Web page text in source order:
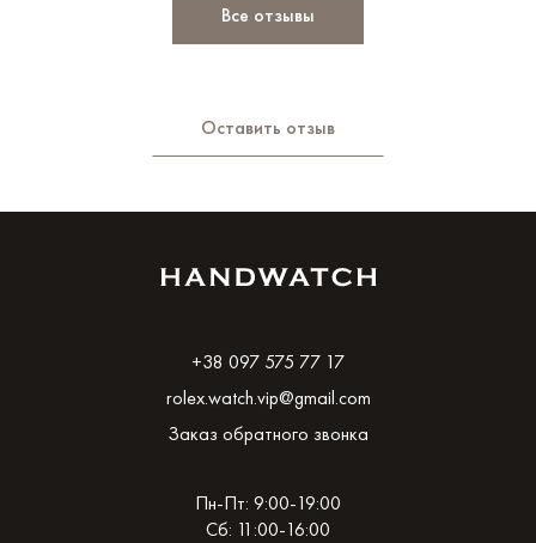
Все отзывы
Оставить отзыв
+38 097 575 77 17
rolex.watch.vip@gmail.com
Заказ обратного звонка
Пн-Пт: 9:00-19:00
Сб: 11:00-16:00